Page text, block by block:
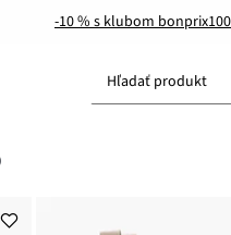
-10 % s klubom bonprix
Hľadať produkt